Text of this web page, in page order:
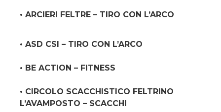
• ARCIERI FELTRE – TIRO CON L’ARCO
• ASD CSI – TIRO CON L’ARCO
• BE ACTION – FITNESS
• CIRCOLO SCACCHISTICO FELTRINO
L’AVAMPOSTO – SCACCHI